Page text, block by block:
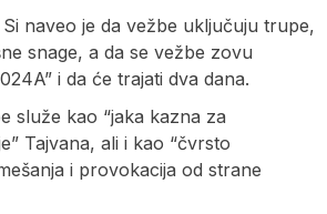
naveo je da vežbe uključuju trupe,
snage, a da se vežbe zovu
i da će trajati dva dana.
služe kao “jaka kazna za
Tajvana, ali i kao “čvrsto
i provokacija od strane